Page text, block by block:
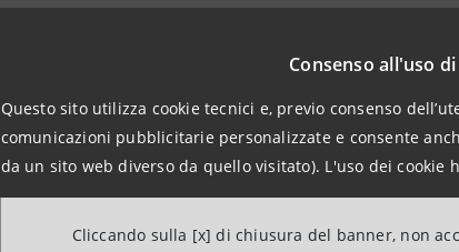
Consenso all'uso
Questo sito utilizza cookie tecnici e, previo consenso
comunicazioni pubblicitarie personalizzate e consente
da un sito web diverso da quello visitato). L'uso dei cookie
Cliccando sulla [x] di chiusura del banner, non
Con riferimento poi alla promozione della
l’importanza di agire per contrastare